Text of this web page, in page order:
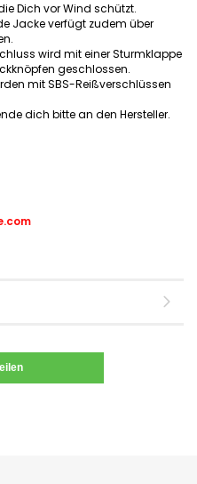
Dich vor Wind schützt.
Jacke verfügt zudem über
wird mit einer Sturmklappe
geschlossen.
mit SBS-Reißverschlüssen
dich bitte an den Hersteller.